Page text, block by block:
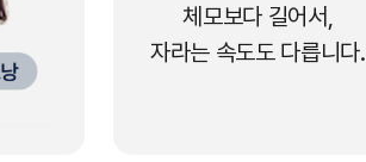
체모보다 길어서,
자라는 속도도 다릅니다.